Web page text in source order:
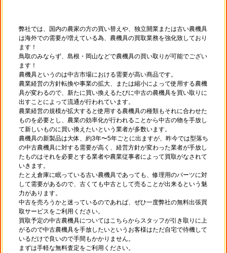
弊社では、国内の農家の方の買い替えや、独立開業または古い農機具
は海外での需要が増えている為、農機具の買取業務を強化致しており
ます！
鳥取のみならず、島根・岡山などで農機具の買い取りが可能でござい
ます！
農機具というのは中古市場における需要が高い商品です。
農業経営の方針転換や事業の拡大、または縮小によって使用する農機
具が変わるので、新たに買い換えるたびに中古の農機具を買い取りに
出すことによって流通が行われています。
農業経営の規模が拡大すると使用する農機具の種類もそれに合わせた
ものを必要とし、農業の効率化が行われることから中古の物を手放し
て新しいものに買い換えたいという業者が多数います。
農機具の新製品は大体、約3年〜5年ごとに出ますが、昨今では型落ち
の中古農機具に対する需要が高く、経営方針が変わった業者が手放し
たものはそれを必要とする業者や農業従事者によって買取がなされて
いきます。
たとえ倉庫に眠っている古い農機具であっても、修理用のパーツに対
して需要があるので、古くても中古として売ることが出来るという魅
力があります。
中古を売ろうかと迷っているのであれば、ぜひ一度弊社の無料出張買
取サービスをご利用ください。
買取予定の中古農機具についてはこちらからスタッフが引き取りに上
がるので中古農機具を手放したいというお客様はただ自宅で待機して
いるだけで良いので手間もかかりません。
まずは手軽な無料査定をご利用ください。